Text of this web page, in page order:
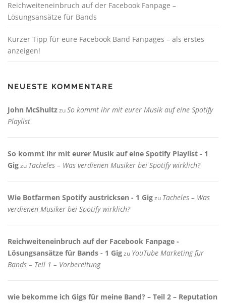
Reichweiteneinbruch auf der Facebook Fanpage –
Lösungsansätze für Bands
Kurzer Tipp für eure Facebook Band Fanpages – als erstes
anzeigen!
NEUESTE KOMMENTARE
John McShultzzuSo kommt ihr mit eurer Musik auf eine Spotify
Playlist
So kommt ihr mit eurer Musik auf eine Spotify Playlist - 1
Gigzu Tacheles – Was verdienen Musiker bei Spotify wirklich?
Wie Botfarmen Spotify austricksen - 1 Gigzu Tacheles – Was
verdienen Musiker bei Spotify wirklich?
Reichweiteneinbruch auf der Facebook Fanpage -
Lösungsansätze für Bands - 1 Gigzu YouTube Marketing für
Bands – Teil 1 – Vorbereitung
wie bekomme ich Gigs für meine Band? – Teil 2 – Reputation